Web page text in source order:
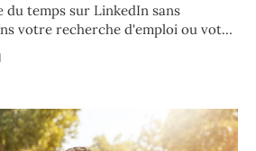
du temps sur LinkedIn sans
votre recherche d'emploi ou votre
vous empêcher d'atteindre vos